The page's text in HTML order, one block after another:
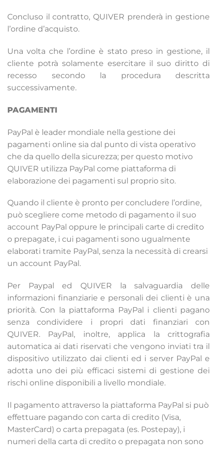
Concluso il contratto, QUIVER prenderà in gestione
l’ordine d’acquisto.
Una volta che l’ordine è stato preso in gestione, il
cliente potrà solamente esercitare il suo diritto di
recesso secondo la procedura descritta
successivamente.
PAGAMENTI
PayPal è leader mondiale nella gestione dei
pagamenti online sia dal punto di vista operativo
che da quello della sicurezza; per questo motivo
QUIVER utilizza PayPal come piattaforma di
elaborazione dei pagamenti sul proprio sito.
Quando il cliente è pronto per concludere l’ordine,
può scegliere come metodo di pagamento il suo
account PayPal oppure le principali carte di credito
o prepagate, i cui pagamenti sono ugualmente
elaborati tramite PayPal, senza la necessità di crearsi
un account PayPal.
Per Paypal ed QUIVER la salvaguardia delle
informazioni finanziarie e personali dei clienti è una
priorità. Con la piattaforma PayPal i clienti pagano
senza condividere i propri dati finanziari con
QUIVER. PayPal, inoltre, applica la crittografia
automatica ai dati riservati che vengono inviati tra il
dispositivo utilizzato dai clienti ed i server PayPal e
adotta uno dei più efficaci sistemi di gestione dei
rischi online disponibili a livello mondiale.
Il pagamento attraverso la piattaforma PayPal si può
effettuare pagando con carta di credito (Visa,
MasterCard) o carta prepagata (es. Postepay), i
numeri della carta di credito o prepagata non sono